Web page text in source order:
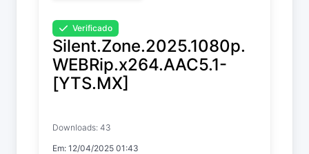
Verificado
Silent.Zone.2025.1080p.
WEBRip.x264.AAC5.1-
[YTS.MX]
Downloads: 43
Em: 12/04/2025 01:43